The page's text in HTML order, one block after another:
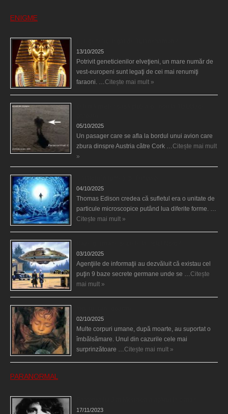
ENIGME
13/10/2025
Potrivit geneticienilor elveţieni, un mare număr de
vest-europeni sunt legaţi de cei mai renumiţi
faraoni. …Citește mai mult »
05/10/2025
Un pasager care se afla la bordul unui avion care
zbura dinspre Austria către Cork …Citește mai mult
»
04/10/2025
Thomas Edison credea că sufletul era o unitate de
particule microscopice putând lua diferite forme. …
Citește mai mult »
03/10/2025
Agenţiile de informaţii au dezvăluit că existau cel
puţin 9 baze secrete germane unde se …Citește
mai mult »
02/10/2025
Multe corpuri umane, după moarte, au suportat o
îmbălsămare. Unul din cazurile cele mai
surprinzătoare …Citește mai mult »
PARANORMAL
17/11/2023